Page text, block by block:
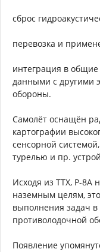
сброс
перевозка и
интеграция в
данными с другими
обороны.
Самолёт оснащён
картографии
сенсорной
турелью и пр.
Исходя из ТТХ, P-8A
наземным целям,
выполнения задач в
противолодочной
Появление